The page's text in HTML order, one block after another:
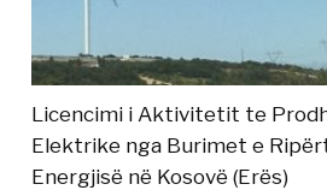
Licencimi i Aktivitetit te
Elektrike nga Burimet e
Energjisë në Kosovë (Erës)